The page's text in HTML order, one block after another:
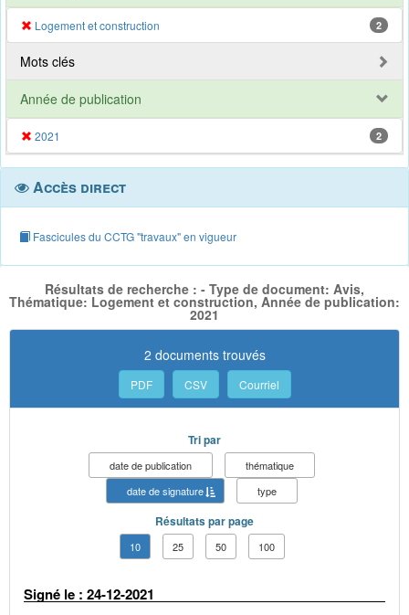
Logement et construction 2
Mots clés
Année de publication
2021 2
Accès direct
Fascicules du CCTG "travaux" en vigueur
Résultats de recherche : - Type de document: Avis,
Thématique: Logement et construction, Année de publication:
2021
2 documents trouvés
PDF CSV Courriel
Tri par
date de publication
thématique
date de signature
type
Résultats par page
10 25 50 100
Signé le : 24-12-2021